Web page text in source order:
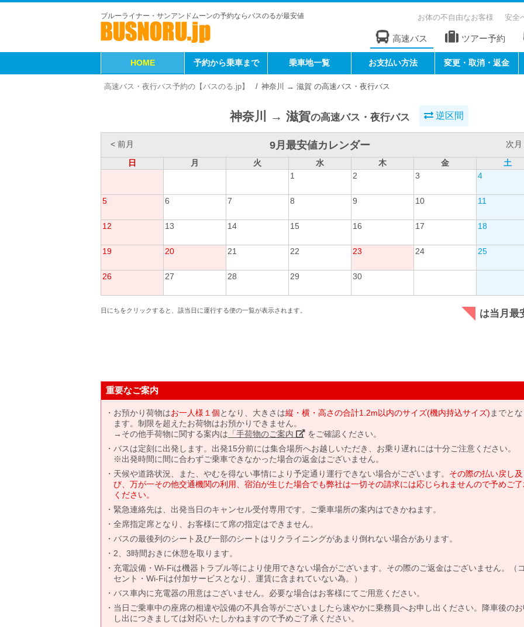
ブルーライナー・サンアンドムーンの予約ならバスのるが最安値 お体の不自由なお客様 安全
高速バス ツアー予約
HOME 予約から乗車まで 乗車地一覧 お支払い方法 変更・取消・返金
高速バス・夜行バス予約の【バスのる.jp】 神奈川 → 滋賀 の高速バス・夜行バス
神奈川 → 滋賀の高速バス・夜行バス 逆区間
< 前月 9月最安値カレンダー
次月
日
月 火 水 木 金
土
1
2 3 4
5 6 7 8 9 10 11
12 13 14 15 16 17 18
19 20 21 22 23 24 25
26 27 28 29 30
日にちをクリックすると、該当日に運行する便の一覧が表示されます。 は当月最
重要なご案内
お預かり荷物はお一人様１個となり、大きさは縦・横・高さの合計1.2m以内のサイズ(機内持込サイズ) までと
ます。制限を超えたお荷物はお預かりできません。
→その他手荷物に関する案内は 「手荷物のご案内」 をご確認ください。
バスは定刻に出発します。出発15分前には集合場所へお越しいただき、お乗り遅れには十分ご注意ください。
※出発時間に間に合わずご乗車できなかった場合の返金はございません。
天候や道路状況、また、やむを得ない事情により予定通り運行できない場合がございます。 その際の払い戻し及
び、万が一その他交通機関の利用、宿泊が生じた場合でも弊社は一切その請求には応じられませんので予めご
ください。
緊急連絡先は、出発当日のキャンセル受付専用です。ご乗車場所の案内はできかねます。
全席指定席となり、お客様にて席の指定はできません。
バスの最後列のシート及び一部のシートはリクライニングがあまり倒れない場合があります。
2、3時間おきに休憩を取ります。
充電設備・Wi-Fiは機器トラブル等により使用できない場合がございます。その際のご返金はございません。（
セント・Wi-Fiは付加サービスとなり、運賃に含まれていない為。）
バス車内に充電器の用意はございません。必要な場合はお客様にてご用意ください。
当日ご乗車中の座席の相違や設備の不具合等がございましたら速やかに乗務員へお申し出ください。降車後の
し出につきましては対応いたしかねますので予めご了承ください。